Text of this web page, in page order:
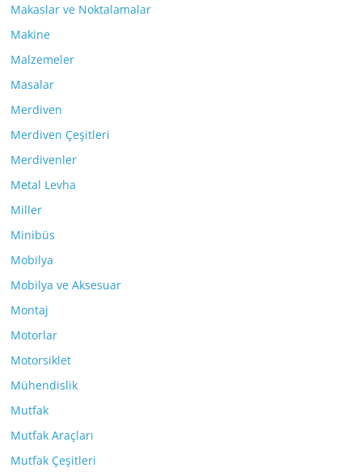
Makaslar ve Noktalamalar
Makine
Malzemeler
Masalar
Merdiven
Merdiven Çeşitleri
Merdivenler
Metal Levha
Miller
Minibüs
Mobilya
Mobilya ve Aksesuar
Montaj
Motorlar
Motorsiklet
Mühendislik
Mutfak
Mutfak Araçları
Mutfak Çeşitleri